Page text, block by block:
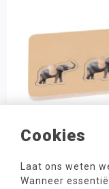
Cookies
Laat ons weten
Wanneer